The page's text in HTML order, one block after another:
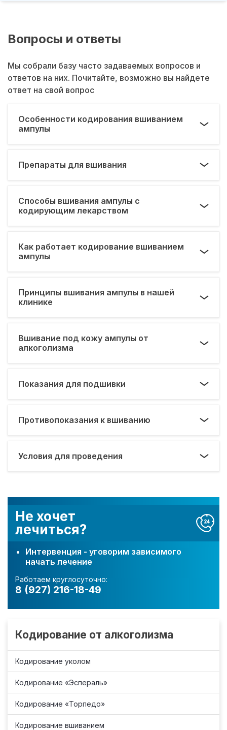
Не хочет
лечиться?
Интервенция - уговорим зависимого
начать лечение
Работаем круглосуточно:
8 (927) 216-18-49
Кодирование от алкоголизма
Кодирование уколом
Кодирование «Эспераль»
Кодирование «Торпедо»
Кодирование вшиванием
Вопросы и ответы
Мы собрали базу часто задаваемых вопросов и
ответов на них. Почитайте, возможно вы найдете
ответ на свой вопрос
Особенности кодирования вшиванием
ампулы
Препараты для вшивания
Способы вшивания ампулы с
кодирующим лекарством
Как работает кодирование вшиванием
ампулы
Принципы вшивания ампулы в нашей
клинике
Вшивание под кожу ампулы от
алкоголизма
Показания для подшивки
Противопоказания к вшиванию
Условия для проведения